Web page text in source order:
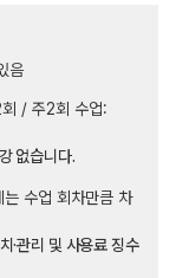
음
/ 주2회 수업:
없습니다.
수업 회차만큼 차
·관리 및 사용료 징수